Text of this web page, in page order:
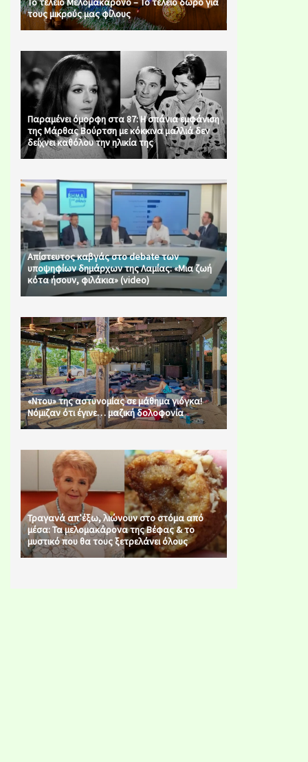
τους μικρούς μας φίλους
Παραμένει όμορφη στα 87: Η σπάνια εμφάνιση
της Μάρθας Βούρτση με κόκκινα μαλλιά δεν
δείχνει καθόλου την ηλικία της
Απίστευτος καβγάς στο debate των
υποψηφίων δημάρχων της Λαμίας: «Μια ζωή
κότα ήσουν, φιλάκια» (video)
«Ντου» της αστυνομίας σε μάθημα γιόγκα!
Νόμιζαν ότι έγινε… μαζική δολοφονία
Τραγανά απ’έξω, λιώνουν στο στόμα από
μέσα: Τα μελομακάρονα της Βέφας & το
μυστικό που θα τους ξετρελάνει όλους